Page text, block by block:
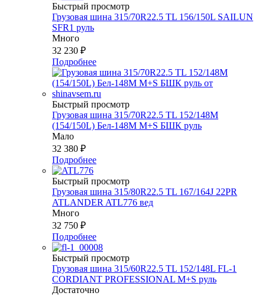
Быстрый просмотр
Грузовая шина 315/70R22.5 TL 156/150L SAILUN
SFR1 руль
Много
32 230 ₽
Подробнее
Быстрый просмотр
Грузовая шина 315/70R22.5 TL 152/148M
(154/150L) Бел-148М М+S БШК руль
Мало
32 380 ₽
Подробнее
Быстрый просмотр
Грузовая шина 315/80R22.5 TL 167/164J 22PR
ATLANDER ATL776 вед
Много
32 750 ₽
Подробнее
Быстрый просмотр
Грузовая шина 315/60R22.5 TL 152/148L FL-1
CORDIANT PROFESSIONAL M+S руль
Достаточно